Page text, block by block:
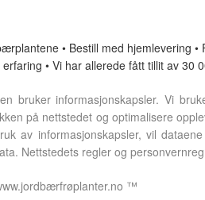
• Bestill med hjemlevering •
• Vi har allerede fått tillit av 30
bruker informasjonskapsler. Vi
på nettstedet og optimalisere
av informasjonskapsler, vil
Nettstedets regler og
™